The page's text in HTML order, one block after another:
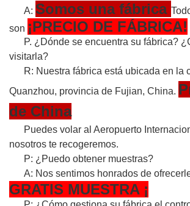
A: Somos una fábrica
son ¡PRECIO DE FÁBRICA!
P. ¿Dónde se encuentra su fábrica?
visitarla?
R: Nuestra fábrica está ubicada en la
Quanzhou, provincia de Fujian, China.
de China
Puedes volar al Aeropuerto
nosotros te recogeremos.
P: ¿Puedo obtener muestras?
A: Nos sentimos honrados de
GRATIS MUESTRA ¡